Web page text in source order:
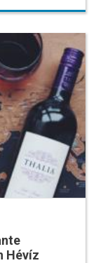
Hévíz